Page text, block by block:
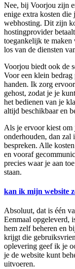
Nee, bij Voorjou zijn
enige extra kosten
webhosting. Dit zijn
hostingprovider
toegankelijk te maken
los van de diensten
Voorjou biedt ook de
Voor een klein
handen. Ik zorg
gehost, zodat je je
het bedienen van je
altijd beschikbaar en
Als je ervoor kiest om
onderhouden, dan zal
bespreken. Alle
en vooraf
precies waar je aan
staan.
kan ik mijn website
Absoluut, dat is één
Eenmaal opgeleverd,
hem zelf beheren en
krijgt die
oplevering geef ik je
je de website kunt
uitvoeren.